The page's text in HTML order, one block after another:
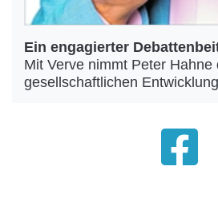
Ein engagierter
Mit Verve nimmt Peter Hahne
gesellschaftlichen